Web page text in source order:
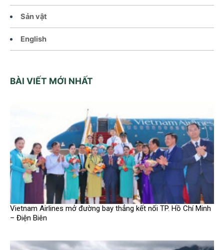
Sản vật
English
BÀI VIẾT MỚI NHẤT
Vietnam Airlines mở đường bay thẳng kết nối TP. Hồ Chí Minh
– Điện Biên